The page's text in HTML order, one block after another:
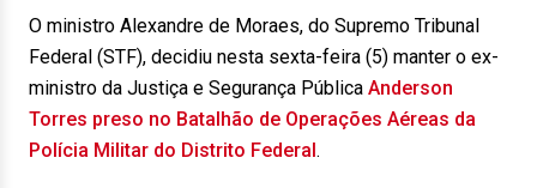
O ministro Alexandre de Moraes, do Supremo Tribunal
Federal (STF), decidiu nesta sexta-feira (5) manter o ex-
ministro da Justiça e Segurança Pública Anderson
Torres preso no Batalhão de Operações Aéreas da
Polícia Militar do Distrito Federal.